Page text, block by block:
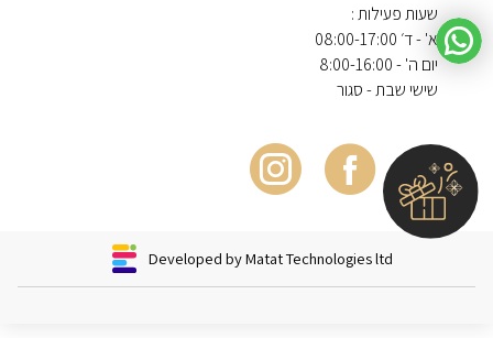
שעות פעילות :
א' - ד׳ 08:00-17:00
יום ה' - 8:00-16:00
שישי שבת - סגור
Developed by Matat Technologies ltd